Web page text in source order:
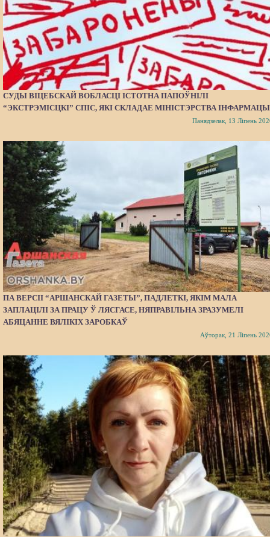
СУДЫ ВІЦЕБСКАЙ ВОБЛАСЦІ ІСТОТНА ПАПОЎНІЛІ
“ЭКСТРЭМІСЦКІ” СПІС, ЯКІ СКЛАДАЕ МІНІСТЭРСТВА
Панядзелак, 13 Ліпень
ПА ВЕРСІІ “АРШАНСКАЙ ГАЗЕТЫ”, ПАДЛЕТКІ, ЯКІМ МАЛА
ЗАПЛАЦІЛІ ЗА ПРАЦУ Ў ЛЯСГАСЕ, НЯПРАВІЛЬНА ЗРАЗУМЕЛІ
АБЯЦАННЕ ВЯЛІКІХ ЗАРОБКАЎ
Аўторак, 21 Ліпень